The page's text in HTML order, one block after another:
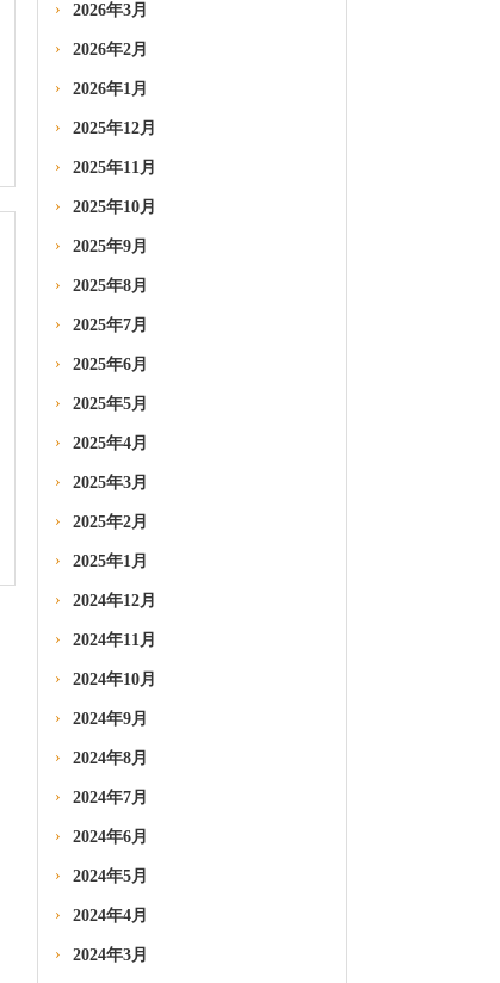
2026年3月
2026年2月
2026年1月
2025年12月
2025年11月
2025年10月
2025年9月
2025年8月
2025年7月
2025年6月
2025年5月
2025年4月
2025年3月
2025年2月
2025年1月
2024年12月
2024年11月
2024年10月
2024年9月
2024年8月
2024年7月
2024年6月
2024年5月
2024年4月
2024年3月